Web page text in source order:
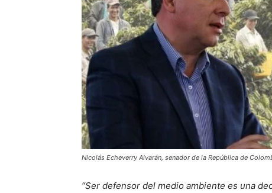
Nicolás Echeverry Alvarán, senador de la República de
“Ser defensor del medio ambiente es una